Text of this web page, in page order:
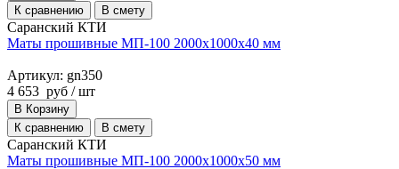
К сравнению В смету
Саранский КТИ
Маты прошивные МП-100 2000х1000х40 мм
Артикул: gn350
4 653 руб / шт
В Корзину
К сравнению
В смету
Саранский КТИ
Маты прошивные МП-100 2000х1000х50 мм